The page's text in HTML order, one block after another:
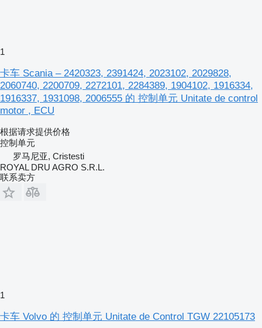
1
卡车 Scania – 2420323, 2391424, 2023102, 2029828,
2060740, 2200709, 2272101, 2284389, 1904102, 1916334,
1916337, 1931098, 2006555 的 控制单元 Unitate de control
motor , ECU
根据请求提供价格
控制单元
罗马尼亚, Cristesti
ROYAL DRU AGRO S.R.L.
联系卖方
1
卡车 Volvo 的 控制单元 Unitate de Control TGW 22105173